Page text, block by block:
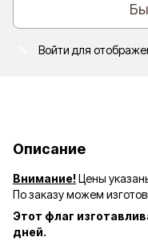
Войти для
Описание
Внимание!Цены
По заказу можем
Этот флаг
дней.